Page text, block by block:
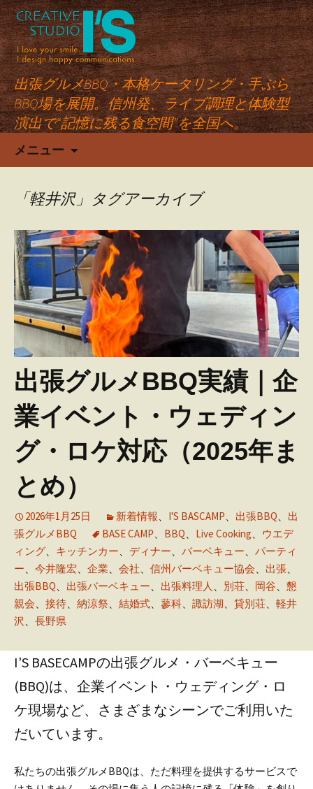
出張グルメBBQ・本格ケータリング・手ぶら
BBQ場を展開。信州発、ライブ調理と体験型
演出で“記憶に残る食空間”を全国へ。
メニュー
へ
ス
キ
ッ
プ
「軽井沢」タグアーカイブ
出張グルメBBQ実績｜企
業イベント・ウェディン
グ・ロケ対応（2025年ま
とめ）
2026年1月25日 新着情報、 I'S BASCAMP、 出張BBQ、 出
張グルメBBQ
BASE CAMP、 BBQ、 Live Cooking、 ウエデ
ィング、 キッチンカー、 ディナー、 バーベキュー、 パーティ
ー、 今井隆宏、 企業、 会社、 信州バーベキュー協会、 出張、
出張BBQ、 出張バーベキュー、 出張料理人 、 別荘、 岡谷、 懇
親会、 接待、 納涼祭、 結婚式、 蓼科、 諏訪湖、 貸別荘、 軽井
沢 、 長野県
I’S BASECAMPの出張グルメ・バーベキュー
(BBQ)は、企業イベント・ウェディング・ロ
ケ現場など、さまざまなシーンでご利用いた
だいています。
私たちの出張グルメBBQは、ただ料理を提供するサービスで